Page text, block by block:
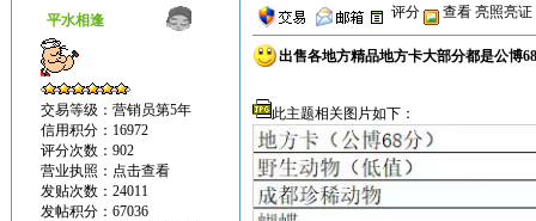
平水相逢
交易等级：营销员第5年
信用积分：16972
评分次数：902
营业执照： 点击查看
发贴次数：24011
发帖积分：67036
评分 查看 亮照亮证
出售各地方精品地方卡大部分都是公博
此主题相关图片如下：